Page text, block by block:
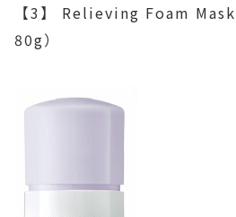
【3】 Relieving Foam Mask
80g）